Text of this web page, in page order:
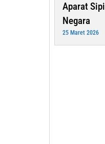
Aparat
Negara
25 Maret 2026